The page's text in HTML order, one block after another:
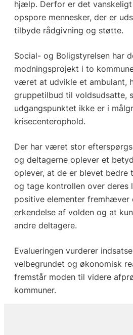
hjælp. Derfor er det
opspore mennesker, der er
tilbyde rådgivning og støtte.
Social- og Boligstyrelsen har
modningsprojekt i to
været at udvikle et ambulant,
gruppetilbud til voldsudsatte,
udgangspunktet ikke er i
krisecenterophold.
Der har været stor
og deltagerne oplever et
oplever, at de er blevet
og tage kontrollen over deres
positive elementer fremhæver
erkendelse af volden og at
andre deltagere.
Evalueringen vurderer
velbegrundet og økonomisk
fremstår moden til videre
kommuner.